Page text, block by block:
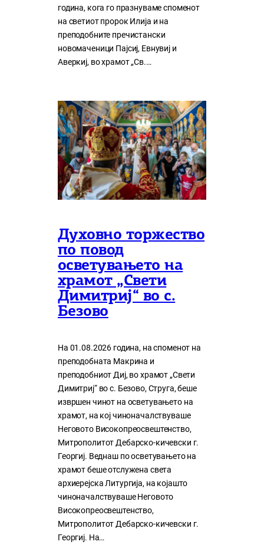
година, кога го празнуваме споменот
на светиот пророк Илија и на
преподобните пречистански
новомаченици Пајсиј, Евнувиј и
Аверкиј, во храмот „Св.…
Духовно торжество
по повод
осветувањето на
храмот „Свети
Димитриј“ во с.
Безово
На 01.08.2026 година, на споменот на
преподобната Макрина и
преподобниот Диј, во храмот „Свети
Димитриј“ во с. Безово, Струга, беше
извршен чинот на осветувањето на
храмот, на кој чиноначалствуваше
Неговото Високопреосвештенство,
Митрополитот Дебарско-кичевски г.
Георгиј. Веднаш по осветувањето на
храмот беше отслужена света
архиерејска Литургија, на којашто
чиноначалствуваше Неговото
Високопреосвештенство,
Митрополитот Дебарско-кичевски г.
Георгиј. На…